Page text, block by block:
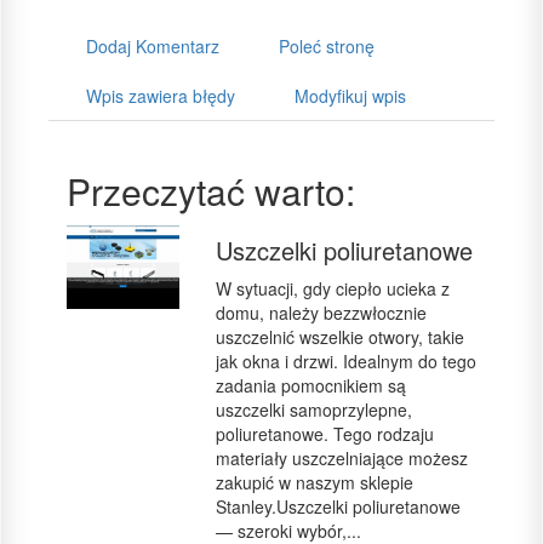
Dodaj Komentarz Poleć stronę
Wpis zawiera błędy Modyfikuj wpis
Przeczytać warto:
Uszczelki poliuretanowe
W sytuacji, gdy ciepło ucieka z
domu, należy bezzwłocznie
uszczelnić wszelkie otwory, takie
jak okna i drzwi. Idealnym do tego
zadania pomocnikiem są
uszczelki samoprzylepne,
poliuretanowe. Tego rodzaju
materiały uszczelniające możesz
zakupić w naszym sklepie
Stanley.Uszczelki poliuretanowe
— szeroki wybór,...